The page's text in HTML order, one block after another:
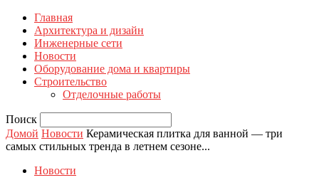
Главная
Архитектура и дизайн
Инженерные сети
Новости
Оборудование дома и квартиры
Строительство
Отделочные работы
Поиск
Домой Новости Керамическая плитка для ванной — три
самых стильных тренда в летнем сезоне...
Новости